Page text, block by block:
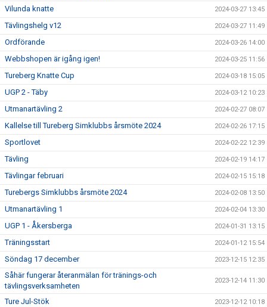
Vilunda knatte 2024-03-27 13:45
Tävlingshelg v12 2024-03-27 11:49
Ordförande 2024-03-26 14:00
Webbshopen är igång igen! 2024-03-25 11:56
Tureberg Knatte Cup 2024-03-18 15:05
UGP 2 - Täby 2024-03-12 10:23
Utmanartävling 2 2024-02-27 08:07
Kallelse till Tureberg Simklubbs årsmöte 2024 2024-02-26 17:15
Sportlovet 2024-02-22 12:39
Tävling 2024-02-19 14:17
Tävlingar februari 2024-02-15 15:18
Turebergs Simklubbs årsmöte 2024 2024-02-08 13:50
Utmanartävling 1 2024-02-04 13:30
UGP 1 - Åkersberga 2024-01-31 13:15
Träningsstart 2024-01-12 15:54
Söndag 17 december 2023-12-15 12:35
Såhär fungerar återanmälan för tränings-och
tävlingsverksamheten
2023-12-14 11:30
Ture Jul-Stök 2023-12-12 10:18